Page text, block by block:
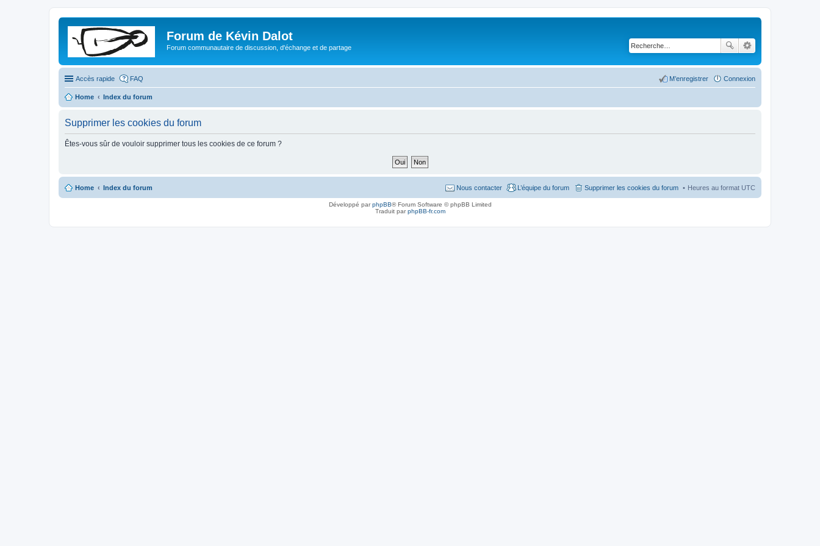
Forum de Kévin Dalot
Forum communautaire de discussion, d'échange et de partage
Accès rapide FAQ Connexion
M’enregistrer
Home Index du forum
Supprimer les cookies du forum
Êtes-vous sûr de vouloir supprimer tous les cookies de ce forum ?
Home Index du forum Heures au format UTC
Supprimer les cookies du forum
L’équipe du forum
Nous contacter
Développé parphpBB® Forum Software © phpBB Limited
Traduit parphpBB-fr.com